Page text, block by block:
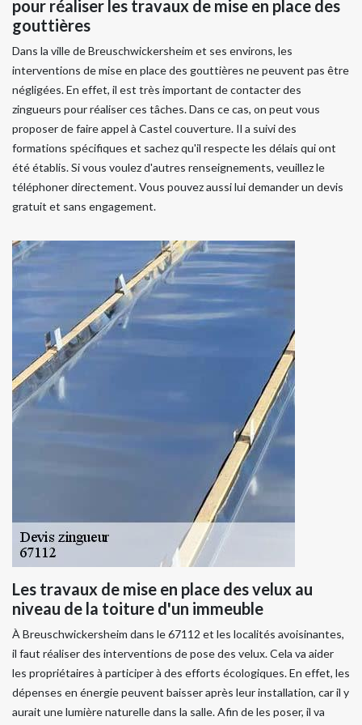
pour réaliser les travaux de mise en place des
gouttières
Dans la ville de Breuschwickersheim et ses environs, les
interventions de mise en place des gouttières ne peuvent pas être
négligées. En effet, il est très important de contacter des
zingueurs pour réaliser ces tâches. Dans ce cas, on peut vous
proposer de faire appel à Castel couverture. Il a suivi des
formations spécifiques et sachez qu'il respecte les délais qui ont
été établis. Si vous voulez d'autres renseignements, veuillez le
téléphoner directement. Vous pouvez aussi lui demander un devis
gratuit et sans engagement.
Les travaux de mise en place des velux au
niveau de la toiture d'un immeuble
À Breuschwickersheim dans le 67112 et les localités avoisinantes,
il faut réaliser des interventions de pose des velux. Cela va aider
les propriétaires à participer à des efforts écologiques. En effet, les
dépenses en énergie peuvent baisser après leur installation, car il y
aurait une lumière naturelle dans la salle. Afin de les poser, il va